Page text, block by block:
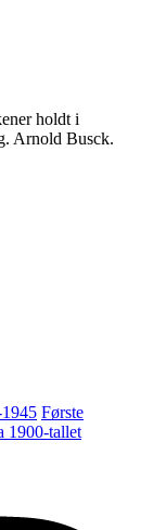
holdt i
Arnold Busck.
Første
1900-tallet